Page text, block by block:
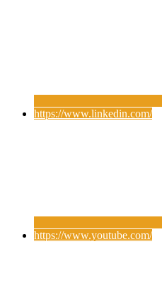
https://www.linkedin.com/
https://www.youtube.com/